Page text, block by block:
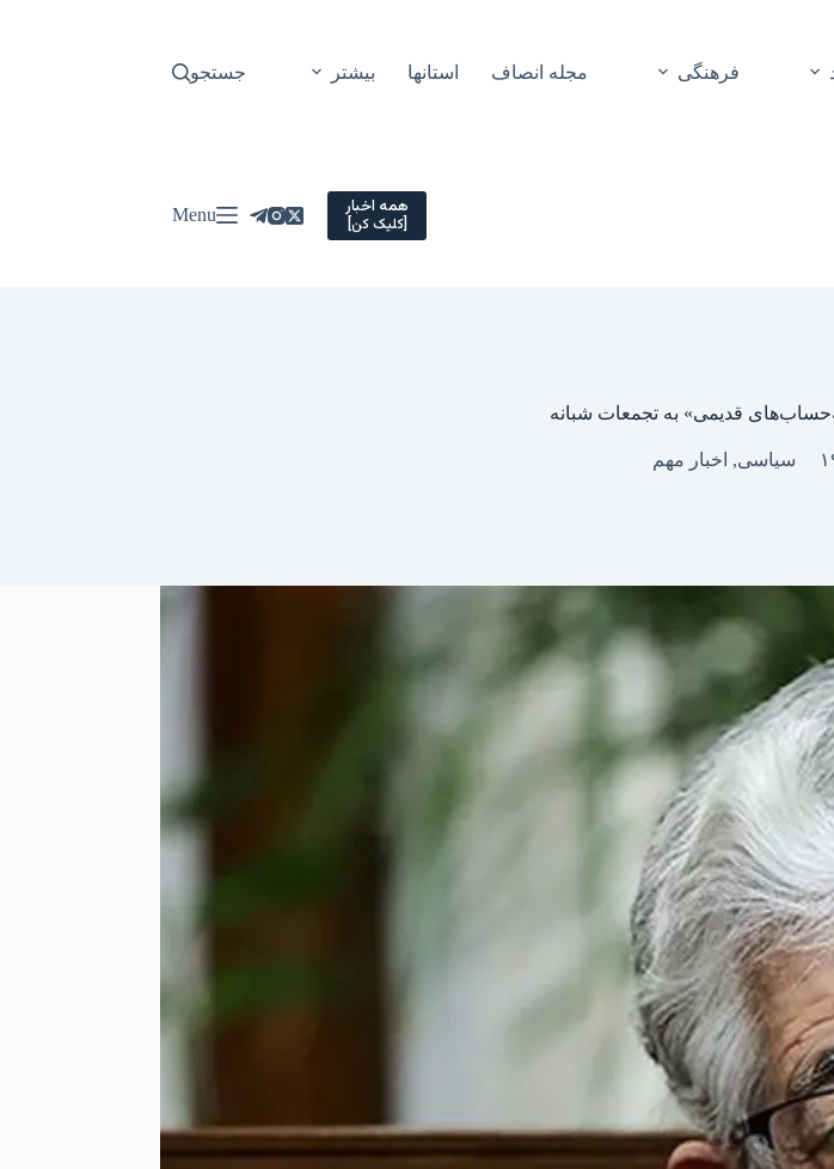
فرهنگی مجله انصاف استانها بیشتر جستجو
همه اخبار
[کلیک کن] Menu
قدیمی» به تجمعات شبانه
سیاسی, اخبار مهم